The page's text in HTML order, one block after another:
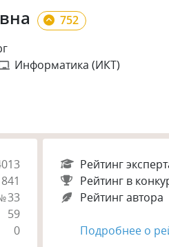
752
Информатика (ИКТ)
33
59
0
Рейтинг
Рейтинг в
Рейтинг автора
Подробнее о